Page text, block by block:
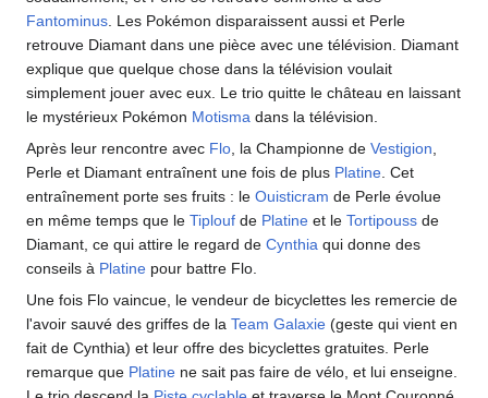
Fantominus . Les Pokémon disparaissent aussi et Perle
retrouve Diamant dans une pièce avec une télévision. Diamant
explique que quelque chose dans la télévision voulait
simplement jouer avec eux. Le trio quitte le château en laissant
le mystérieux Pokémon Motisma dans la télévision.
Après leur rencontre avec Flo , la Championne de Vestigion
Perle et Diamant entraînent une fois de plus Platine . Cet
entraînement porte ses fruits : le Ouisticram de Perle évolue
en même temps que le Tiplouf de Platine et le Tortipouss de
Diamant, ce qui attire le regard de Cynthia qui donne des
conseils à Platine pour battre Flo.
Une fois Flo vaincue, le vendeur de bicyclettes les remercie de
l'avoir sauvé des griffes de la Team Galaxie (geste qui vient en
fait de Cynthia) et leur offre des bicyclettes gratuites. Perle
remarque que Platine ne sait pas faire de vélo, et lui enseigne.